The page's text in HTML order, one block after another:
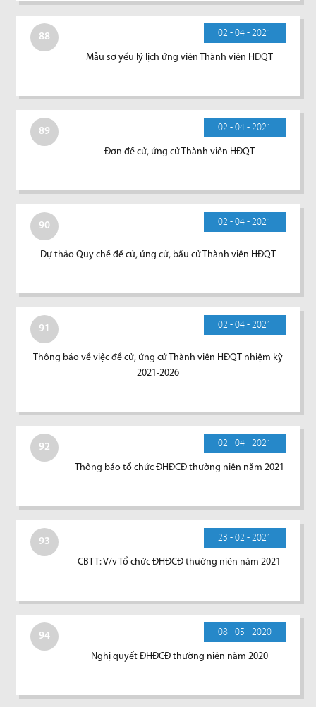
88 02 - 04 - 2021
Mẫu sơ yếu lý lịch ứng viên Thành viên HĐQT
89 02 - 04 - 2021
Đơn đề cử, ứng cử Thành viên HĐQT
90 02 - 04 - 2021
Dự thảo Quy chế đề cử, ứng cử, bầu cử Thành viên HĐQT
91 02 - 04 - 2021
Thông báo về việc đề cử, ứng cử Thành viên HĐQT nhiệm kỳ
2021-2026
92 02 - 04 - 2021
Thông báo tổ chức ĐHĐCĐ thường niên năm 2021
93 23 - 02 - 2021
CBTT: V/v Tổ chức ĐHĐCĐ thường niên năm 2021
94 08 - 05 - 2020
Nghị quyết ĐHĐCĐ thường niên năm 2020